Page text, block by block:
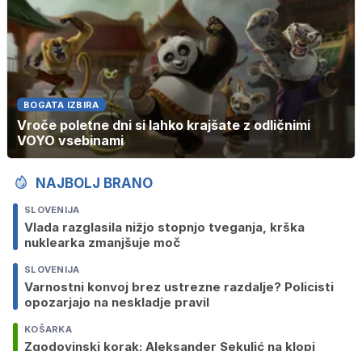
BOGATA IZBIRA
Vroče poletne dni si lahko krajšate z odličnimi
VOYO vsebinami
NAJBOLJ BRANO
SLOVENIJA
Vlada razglasila nižjo stopnjo tveganja, krška
nuklearka zmanjšuje moč
SLOVENIJA
Varnostni konvoj brez ustrezne razdalje? Policisti
opozarjajo na neskladje pravil
KOŠARKA
Zgodovinski korak: Aleksander Sekulić na klopi